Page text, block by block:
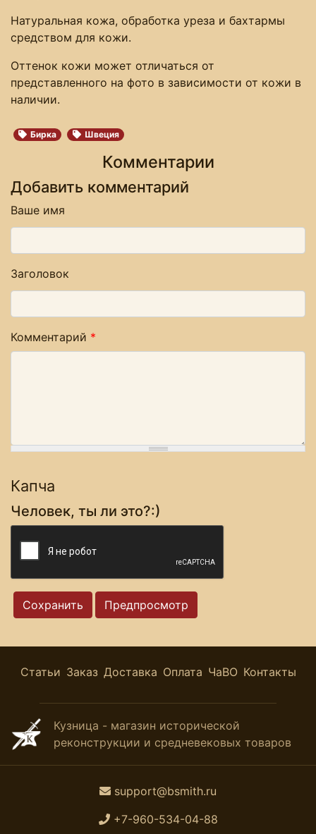
Натуральная кожа, обработка уреза и бахтармы
средством для кожи.
Оттенок кожи может отличаться от
представленного на фото в зависимости от кожи в
наличии.
Бирка Швеция
Комментарии
Добавить комментарий
Ваше имя
Заголовок
Комментарий *
Капча
Человек, ты ли это?:)
Статьи Заказ Доставка Оплата ЧаВО Контакты
Кузница - магазин исторической
реконструкции и средневековых товаров
support@bsmith.ru
+7-960-534-04-88